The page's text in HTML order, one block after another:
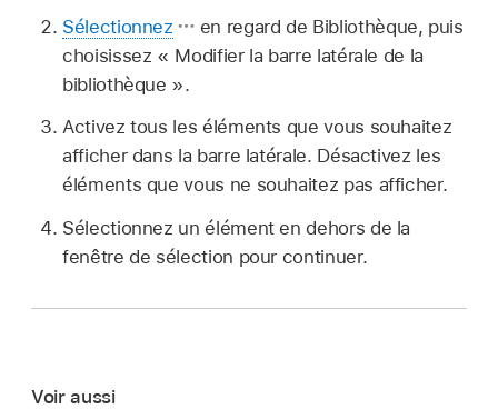
Sélectionnez
en regard de Bibliothèque, puis
choisissez « Modifier la barre latérale de la
bibliothèque ».
Activez tous les éléments que vous souhaitez
afficher dans la barre latérale. Désactivez les
éléments que vous ne souhaitez pas afficher.
Sélectionnez un élément en dehors de la
fenêtre de sélection pour continuer.
Voir aussi